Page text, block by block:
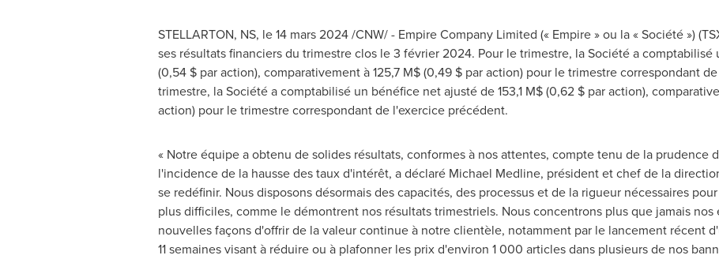
STELLARTON, NS, le 14 mars 2024/CNW/ - Empire Company Limited (« Empire » ou la « Société »)
ses résultats financiers du trimestre clos le 3 février 2024. Pour le trimestre, la Société a comptabilisé
(0,54 $ par action), comparativement à 125,7 M$ (0,49 $ par action) pour le trimestre correspondant
trimestre, la Société a comptabilisé un bénéfice net ajusté de 153,1 M$ (0,62 $ par action),
action) pour le trimestre correspondant de l'exercice précédent.
« Notre équipe a obtenu de solides résultats, conformes à nos attentes, compte tenu de la prudence
l'incidence de la hausse des taux d'intérêt, a déclaré Michael Medline, président et chef de la
se redéfinir. Nous disposons désormais des capacités, des processus et de la rigueur nécessaires
plus difficiles, comme le démontrent nos résultats trimestriels. Nous concentrons plus que jamais
nouvelles façons d'offrir de la valeur continue à notre clientèle, notamment par le lancement récent
11 semaines visant à réduire ou à plafonner les prix d'environ 1 000 articles dans plusieurs de nos